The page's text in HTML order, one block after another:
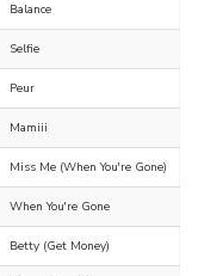
Balance
Selfie
Peur
Mamiii
Miss Me (When You're Gone)
When You're Gone
Betty (Get Money)